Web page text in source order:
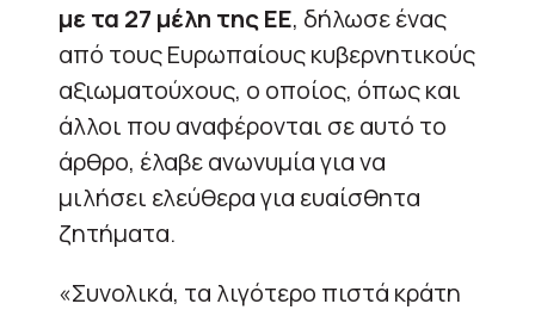
με τα 27 μέλη της ΕΕ, δήλωσε ένας
από τους Ευρωπαίους κυβερνητικούς
αξιωματούχους, ο οποίος, όπως και
άλλοι που αναφέρονται σε αυτό το
άρθρο, έλαβε ανωνυμία για να
μιλήσει ελεύθερα για ευαίσθητα
ζητήματα.
«Συνολικά, τα λιγότερο πιστά κράτη